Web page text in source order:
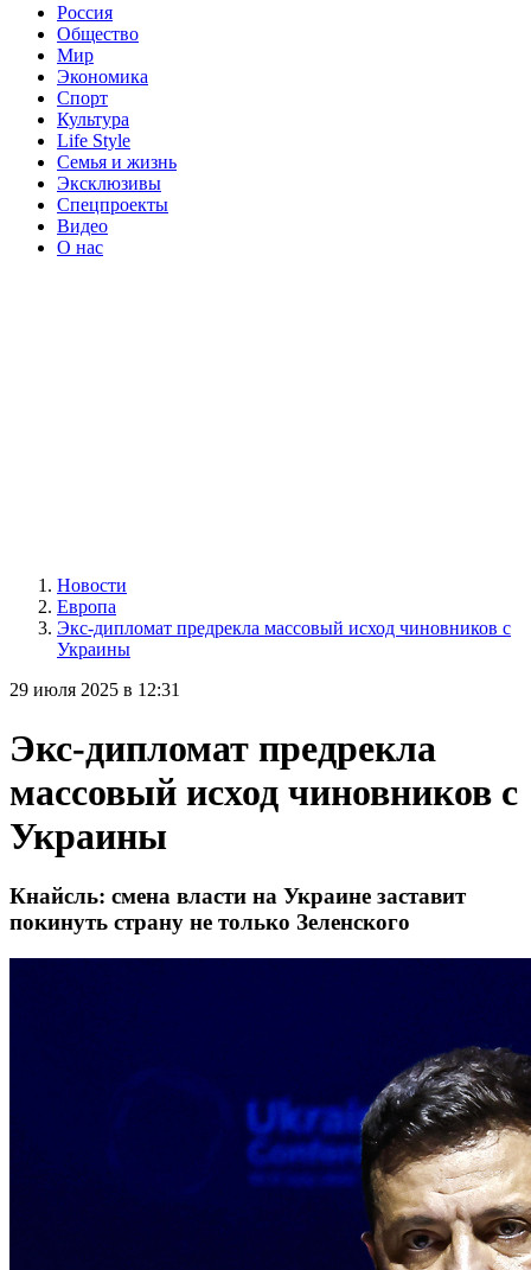
Россия
Общество
Мир
Экономика
Спорт
Культура
Life Style
Семья и жизнь
Эксклюзивы
Спецпроекты
Видео
О нас
Новости
Европа
Экс-дипломат предрекла массовый исход чиновников с
Украины
29 июля 2025 в 12:31
Экс-дипломат предрекла
массовый исход чиновников с
Украины
Кнайсль: смена власти на Украине заставит
покинуть страну не только Зеленского